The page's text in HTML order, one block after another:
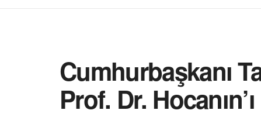
Cumhurbaşkanı
Prof. Dr.